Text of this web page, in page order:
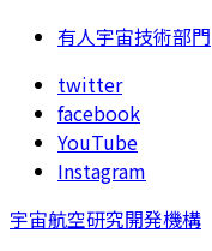
有人宇宙技術部門
twitter
facebook
YouTube
Instagram
宇宙航空研究開発機構